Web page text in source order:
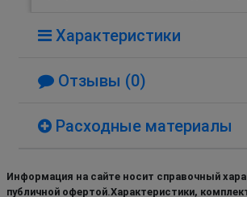
Характеристики
Отзывы (0)
Расходные материалы
Информация на сайте носит справочный
публичной офертой.Характеристики,